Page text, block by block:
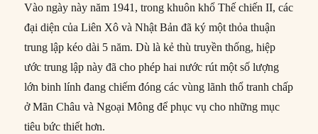
Vào ngày này năm 1941, trong khuôn khổ Thế chiến II, các
đại diện của Liên Xô và Nhật Bản đã ký một thỏa thuận
trung lập kéo dài 5 năm. Dù là kẻ thù truyền thống, hiệp
ước trung lập này đã cho phép hai nước rút một số lượng
lớn binh lính đang chiếm đóng các vùng lãnh thổ tranh chấp
ở Mãn Châu và Ngoại Mông để phục vụ cho những mục
tiêu bức thiết hơn.